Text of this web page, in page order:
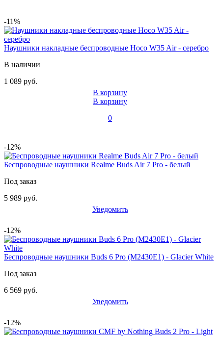
-11%
Наушники накладные беспроводные Hoco W35 Air - серебро
В наличии
1 089 руб.
В корзину
В корзину
0
-12%
Беспроводные наушники Realme Buds Air 7 Pro - белый
Под заказ
5 989 руб.
Уведомить
-12%
Беспроводные наушники Buds 6 Pro (M2430E1) - Glacier White
Под заказ
6 569 руб.
Уведомить
-12%